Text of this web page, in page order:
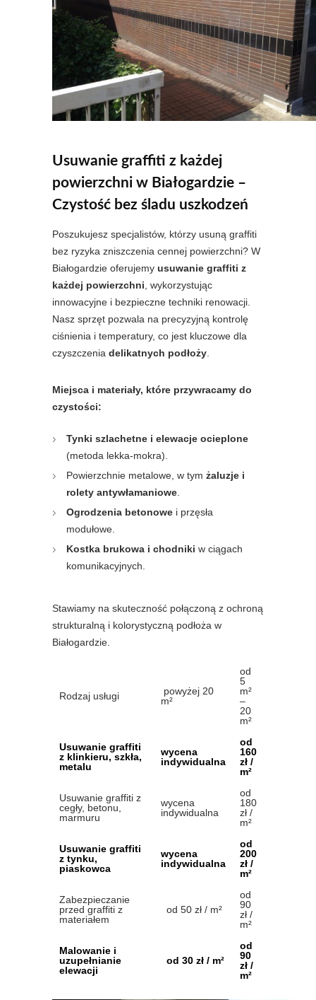
Usuwanie graffiti z każdej
powierzchni w Białogardzie –
Czystość bez śladu uszkodzeń
Poszukujesz specjalistów, którzy usuną graffiti
bez ryzyka zniszczenia cennej powierzchni? W
Białogardzie oferujemy usuwanie graffiti z
każdej powierzchni , wykorzystując
innowacyjne i bezpieczne techniki renowacji.
Nasz sprzęt pozwala na precyzyjną kontrolę
ciśnienia i temperatury, co jest kluczowe dla
czyszczenia delikatnych podłoży
Miejsca i materiały, które przywracamy do
czystości:
Tynki szlachetne i elewacje ocieplone
(metoda lekka-mokra).
Powierzchnie metalowe, w tym żaluzje i
rolety antywłamaniowe
Ogrodzenia betonowe i przęsła
modułowe.
Kostka brukowa i chodniki w ciągach
komunikacyjnych.
Stawiamy na skuteczność połączoną z ochroną
strukturalną i kolorystyczną podłoża w
Białogardzie.
Rodzaj usługi
powyżej 20
m²
od
5
m²
–
20
m²
Usuwanie graffiti
z klinkieru, szkła,
metalu
wycena
indywidualna
od
160
zł /
m²
Usuwanie graffiti z
cegły, betonu,
marmuru
wycena
indywidualna
od
180
zł /
m²
Usuwanie graffiti
z tynku,
piaskowca
wycena
indywidualna
od
200
zł /
m²
Zabezpieczanie
przed graffiti z
materiałem
od 50 zł / m²
od
90
zł /
m²
Malowanie i
uzupełnianie
elewacji
od 30 zł / m²
od
90
zł /
m²